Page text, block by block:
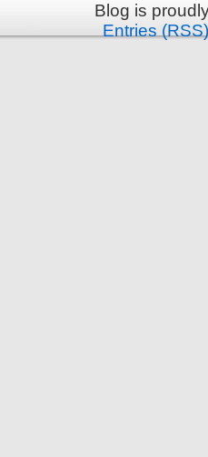
Blog is
Entries (RSS)